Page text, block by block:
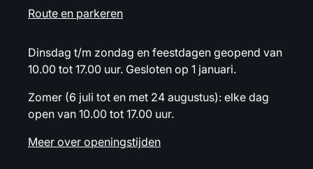
Route en parkeren
Dinsdag t/m zondag en feestdagen geopend van
10.00 tot 17.00 uur. Gesloten op 1 januari.
Zomer (6 juli tot en met 24 augustus): elke dag
open van 10.00 tot 17.00 uur.
Meer over openingstijden